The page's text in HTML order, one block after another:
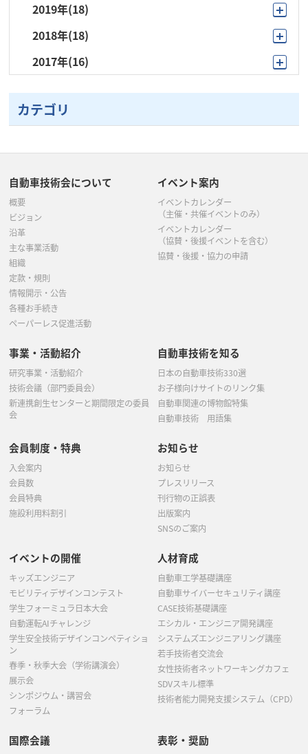
8月 (1)
(3)
6月(3)
5月(5)
4月(2)
2月(2)
8月(1)
7月 (2)
6月(5)
5月(3)
4月(2)
3月(3)
2月(2)
8月(1)
7月(2)
6月(4)
5月
4月(2)
3月(3)
2月(1)
10月(3)
9月(3)
8月(1)
7月(2)
6月(2)
5月(4)
4月(1)
12月(1)
10月(2)
9月(2)
6月(1)
5月(1)
4月(7)
3月(2)
2019年(18)
11月(1)
10月(2)
9月(1)
8月(1)
7月(4)
5月(4)
2018年(18)
11月(1)
10月(1)
9月 (1)
6月(1)
2月(1)
2017年(16)
10月(1)
9月(1)
7月 (2)
3月(4)
2月
カテゴリ
自動車技術会について
概要
ビジョン
沿革
主な事業活動
組織
定款・規則
情報開示・公告
各種お手続き
ペーパーレス促進活動
イベント案内
イベントカレンダー
（主催・共催イベントのみ）
イベントカレンダー
（協賛・後援イベントを含む）
協賛・後援・協力の申請
事業・活動紹介
研究事業・活動紹介
技術会議（部門委員会）
新連携創生センターと期間限定の委員
会
自動車技術を知る
日本の自動車技術330選
お子様向けサイトのリンク集
自動車関連の博物館特集
自動車技術 用語集
会員制度・特典
入会案内
会員数
会員特典
施設利用料割引
お知らせ
お知らせ
プレスリリース
刊行物の正誤表
出版案内
SNSのご案内
イベントの開催
キッズエンジニア
モビリティデザインコンテスト
学生フォーミュラ日本大会
自動運転AIチャレンジ
学生安全技術デザインコンペティショ
ン
春季・秋季大会（学術講演会）
展示会
シンポジウム・講習会
フォーラム
人材育成
自動車工学基礎講座
自動車サイバーセキュリティ講座
CASE技術基礎講座
エシカル・エンジニア開発講座
システムズエンジニアリング講座
若手技術者交流会
女性技術者ネットワーキングカフェ
SDVスキル標準
技術者能力開発支援システム（CPD）
国際会議 表彰・奨励